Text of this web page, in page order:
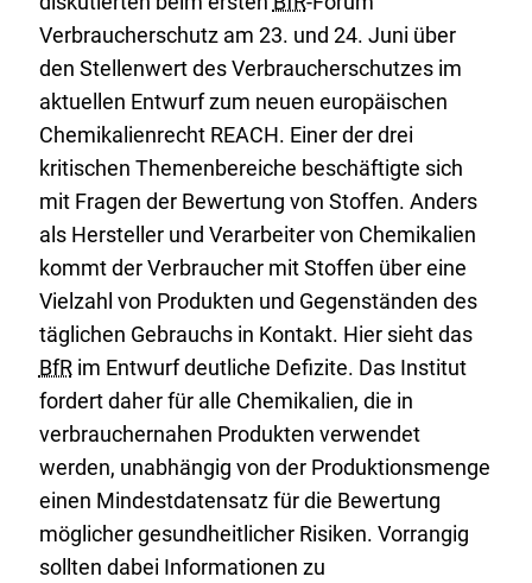
Verbraucherschutz am 23. und 24. Juni über
den Stellenwert des Verbraucherschutzes im
aktuellen Entwurf zum neuen europäischen
Chemikalienrecht REACH. Einer der drei
kritischen Themenbereiche beschäftigte sich
mit Fragen der Bewertung von Stoffen. Anders
als Hersteller und Verarbeiter von Chemikalien
kommt der Verbraucher mit Stoffen über eine
Vielzahl von Produkten und Gegenständen des
täglichen Gebrauchs in Kontakt. Hier sieht das
BfRim Entwurf deutliche Defizite. Das Institut
fordert daher für alle Chemikalien, die in
verbrauchernahen Produkten verwendet
werden, unabhängig von der Produktionsmenge
einen Mindestdatensatz für die Bewertung
möglicher gesundheitlicher Risiken. Vorrangig
sollten dabei Informationen zu